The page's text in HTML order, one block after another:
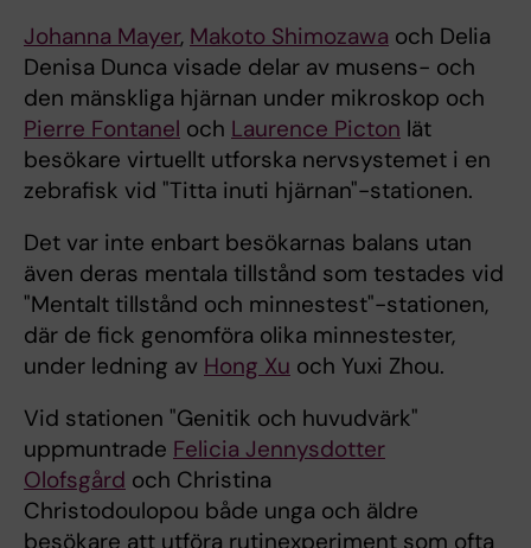
Johanna Mayer, Makoto Shimozawa och Delia
Denisa Dunca visade delar av musens- och
den mänskliga hjärnan under mikroskop och
Pierre Fontanel och Laurence Picton lät
besökare virtuellt utforska nervsystemet i en
zebrafisk vid "Titta inuti hjärnan"-stationen.
Det var inte enbart besökarnas balans utan
även deras mentala tillstånd som testades vid
"Mentalt tillstånd och minnestest"-stationen,
där de fick genomföra olika minnestester,
under ledning av Hong Xu och Yuxi Zhou.
Vid stationen "Genitik och huvudvärk"
uppmuntrade Felicia Jennysdotter
Olofsgård och Christina
Christodoulopou både unga och äldre
besökare att utföra rutinexperiment som ofta